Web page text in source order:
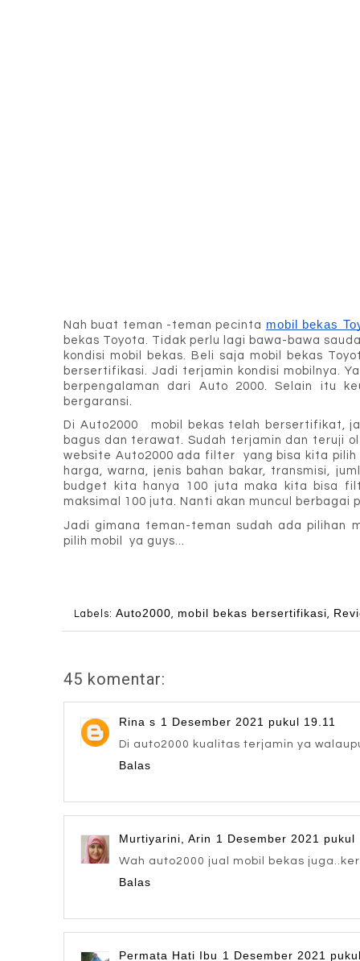
Nah buat teman -teman pecinta mobil bekas
bekas Toyota. Tidak perlu lagi bawa-bawa
kondisi mobil bekas. Beli saja mobil bekas
bersertifikasi. Jadi terjamin kondisi mobilnya.
berpengalaman dari Auto 2000. Selain itu
bergaransi.
Di Auto2000   mobil bekas telah bersertifikat,
bagus dan terawat. Sudah terjamin dan teruji
website Auto2000 ada filter  yang bisa kita
harga, warna, jenis bahan bakar, transmisi,
budget kita hanya 100 juta maka kita bisa
maksimal 100 juta. Nanti akan muncul berbagai
Jadi gimana teman-teman sudah ada pilihan
pilih mobil  ya guys...
Labels:Auto2000, mobil bekas bersertifikasi,
45 komentar:
Rina s 1 Desember 2021 pukul 19.11
Di auto2000 kualitas terjamin ya
Balas
Murtiyarini, Arin 1 Desember 2021 pukul
Wah auto2000 jual mobil bekas
Balas
Permata Hati Ibu 1 Desember 2021